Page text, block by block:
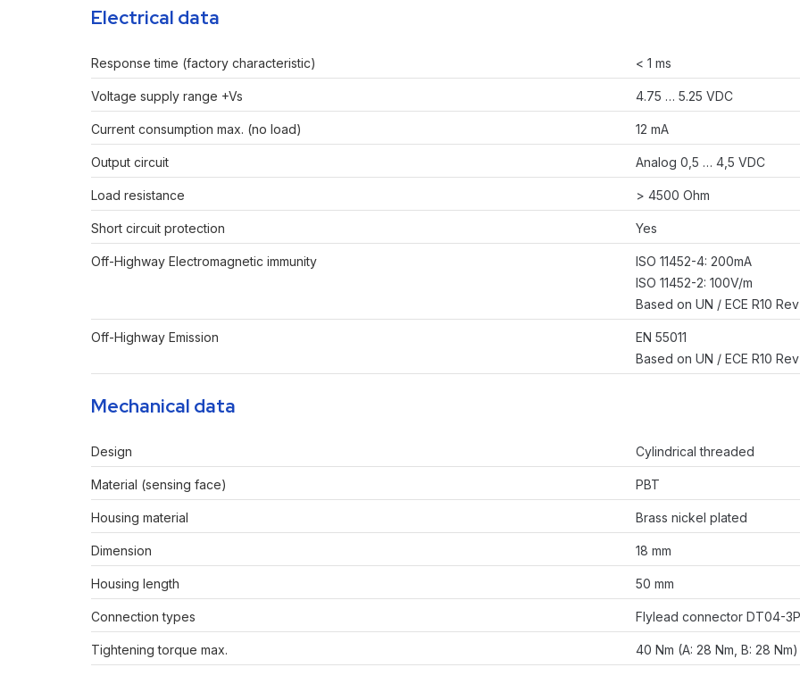
Electrical data
Response time (factory characteristic) < 1 ms
Voltage supply range +Vs 4.75 … 5.25 VDC
Current consumption max. (no load) 12 mA
Output circuit Analog 0,5 … 4,5 VDC
Load resistance > 4500 Ohm
Short circuit protection Yes
Off-Highway Electromagnetic immunity
ISO 11452-4: 200mA
ISO 11452-2: 100V/m
Based on UN / ECE R10
Off-Highway Emission
EN 55011
Based on UN / ECE R10
Mechanical data
Design Cylindrical threaded
Material (sensing face) PBT
Housing material Brass nickel plated
Dimension 18 mm
Housing length 50 mm
Connection types Flylead connector DT04-
Tightening torque max. 40 Nm (A: 28 Nm, B: 28 Nm)